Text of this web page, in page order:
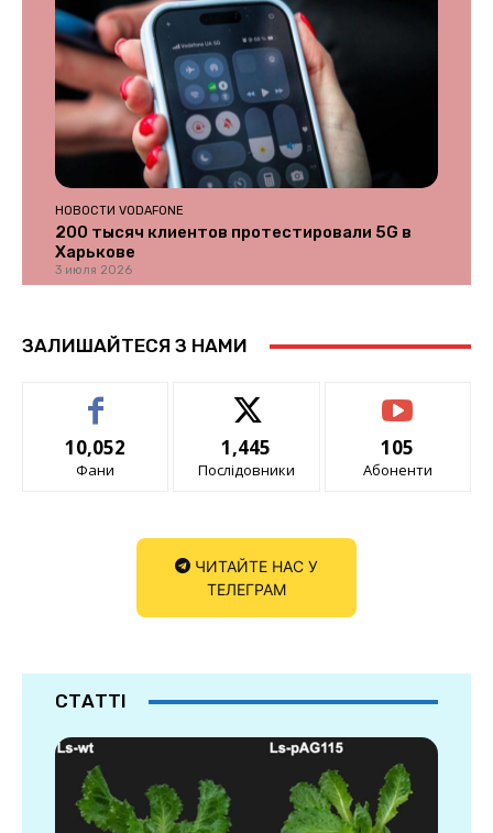
НОВОСТИ VODAFONE
200 тысяч клиентов протестировали 5G в
Харькове
3 июля 2026
ЗАЛИШАЙТЕСЯ З НАМИ
10,052
Фани
1,445
Послідовники
105
Абоненти
ЧИТАЙТЕ НАС У
ТЕЛЕГРАМ
СТАТТІ